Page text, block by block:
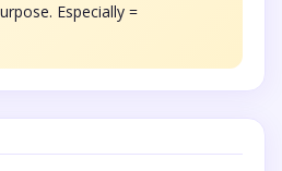
Especially =